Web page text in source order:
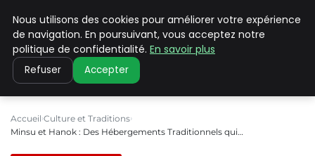
PILAT PATRIMOINES
Accueil Culture et Traditions
Minsu et Hanok : Des Hébergements Traditionnels qui…
Nous utilisons des cookies pour améliorer votre expérience
de navigation. En poursuivant, vous acceptez notre
politique de confidentialité. En savoir plus
Refuser Accepter